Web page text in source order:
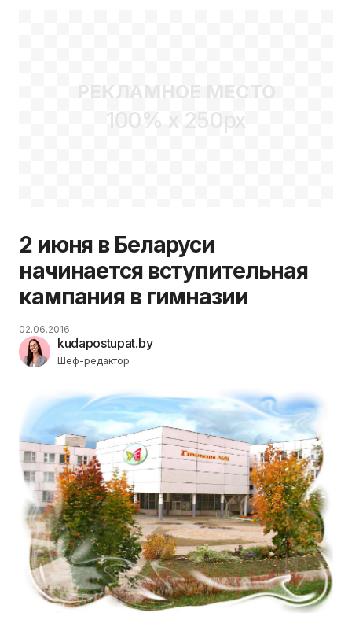
РЕКЛАМНОЕ МЕСТО
100% x 250px
2 июня в Беларуси
начинается вступительная
кампания в гимназии
kudapostupat.by
Шеф-редактор
02.06.2016